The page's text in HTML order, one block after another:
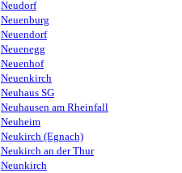
Neudorf
Neuenburg
Neuendorf
Neuenegg
Neuenhof
Neuenkirch
Neuhaus SG
Neuhausen am Rheinfall
Neuheim
Neukirch (Egnach)
Neukirch an der Thur
Neunkirch